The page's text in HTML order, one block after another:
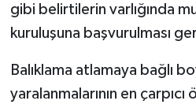
gibi belirtilerin varlığında
kuruluşuna başvurulması
Balıklama atlamaya bağlı
yaralanmalarının en